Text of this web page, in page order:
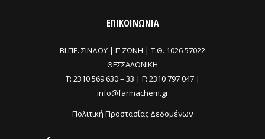
ΕΠΙΚΟΙΝΩΝΙΑ
ΒΙ.ΠΕ. ΣΙΝΔΟΥ | Γ’ ΖΩΝΗ | Τ.Θ. 1026 57022
ΘΕΣΣΑΛΟΝΙΚΗ
T: 2310 569 630– 33 | F: 2310 797 047 |
info@farmachem.gr
Πολιτική Προστασίας Δεδομένων